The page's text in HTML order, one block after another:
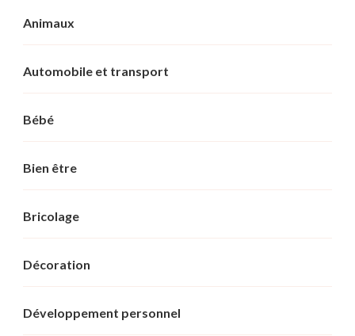
Animaux
Automobile et transport
Bébé
Bien être
Bricolage
Décoration
Développement personnel